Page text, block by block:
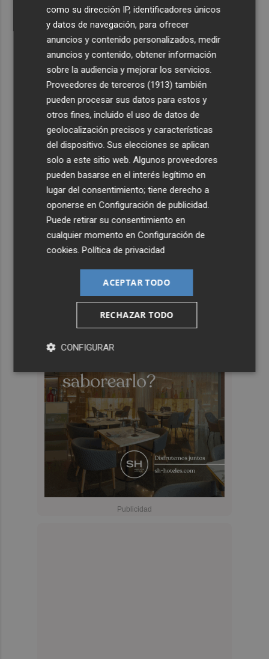
como su dirección IP, identificadores únicos
y datos de navegación, para ofrecer
anuncios y contenido personalizados, medir
anuncios y contenido, obtener información
sobre la audiencia y mejorar los servicios.
Proveedores de terceros (1913) también
pueden procesar sus datos para estos y
otros fines, incluido el uso de datos de
geolocalización precisos y características
del dispositivo. Sus elecciones se aplican
solo a este sitio web. Algunos proveedores
pueden basarse en el interés legítimo en
lugar del consentimiento; tiene derecho a
oponerse enConfiguración de publicidad
Puede retirar su consentimiento en
cualquier momento enConfiguración de
cookies .Política de privacidad
ACEPTAR TODO
RECHAZAR TODO
CONFIGURAR